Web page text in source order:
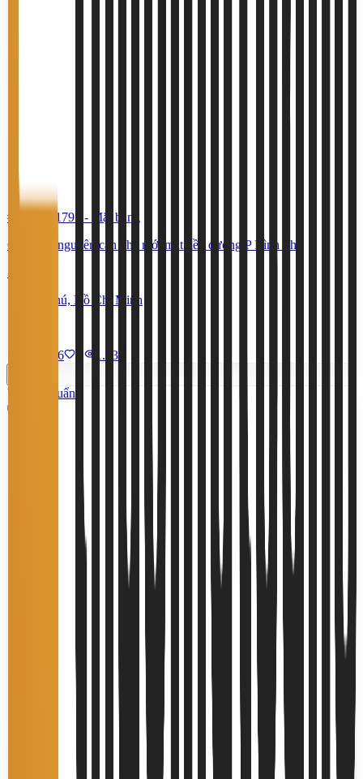
#TS90751791 -
Mặt bằng
Cho thuê nguyên căn nhà mới mặt tiền đường P Bình Phú
Bình Phú, Hồ Chí Minh
9/7/2026
1.436
Tiêu chuẩn